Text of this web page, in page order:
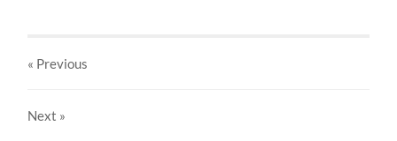
« Previous
Next »